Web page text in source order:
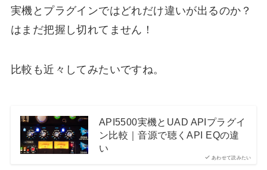
実機とプラグインではどれだけ違いが出るのか？
はまだ把握し切れてません！
比較も近々してみたいですね。
あわせて読みたい
API5500実機とUAD APIプラグイ
ン比較｜音源で聴くAPI EQの違
い